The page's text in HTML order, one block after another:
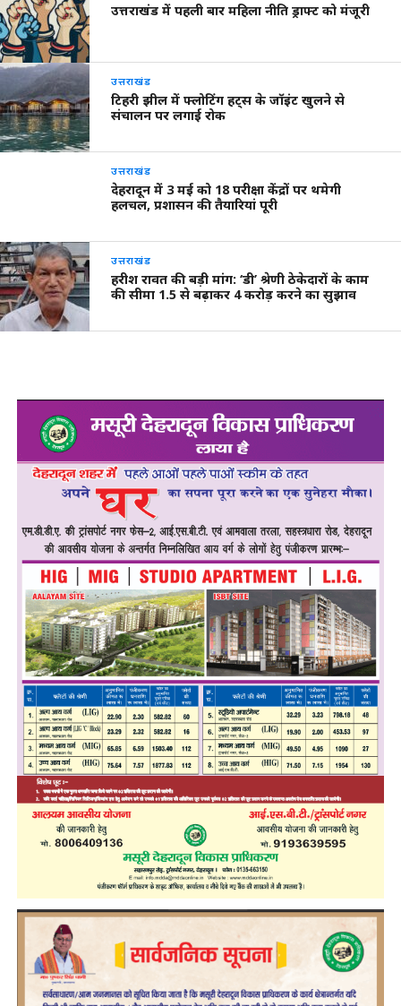
उत्तराखंड में पहली बार महिला नीति ड्राफ्ट को मंजूरी
उत्तराखंड
टिहरी झील में फ्लोटिंग हट्स के जॉइंट खुलने से
संचालन पर लगाई रोक
उत्तराखंड
देहरादून में 3 मई को 18 परीक्षा केंद्रों पर थमेगी
हलचल, प्रशासन की तैयारियां पूरी
उत्तराखंड
हरीश रावत की बड़ी मांग: ‘डी’ श्रेणी ठेकेदारों के काम
की सीमा 1.5 से बढ़ाकर 4 करोड़ करने का सुझाव